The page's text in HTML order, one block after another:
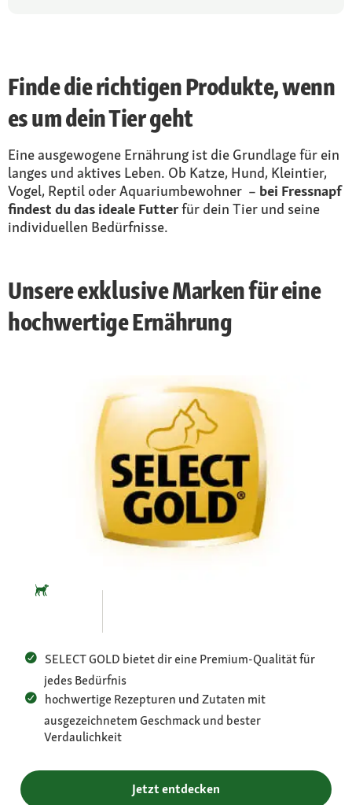
Finde die richtigen Produkte, wenn
es um dein Tier geht
Eine ausgewogene Ernährung ist die Grundlage für ein
langes und aktives Leben. Ob Katze, Hund, Kleintier,
Vogel, Reptil oder Aquariumbewohner – bei Fressnapf
findest du das ideale Futterfür dein Tier und seine
individuellen Bedürfnisse.
Unsere exklusive Marken für eine
hochwertige Ernährung
SELECT GOLD bietet dir eine Premium-Qualität für
jedes Bedürfnis
hochwertige Rezepturen und Zutaten mit
ausgezeichnetem Geschmack und bester
Verdaulichkeit
Jetzt entdecken